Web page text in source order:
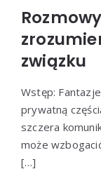
związku
Wstęp:
prywatną
szczera
może
[…]